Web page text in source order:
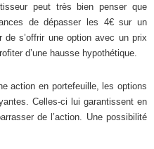
peut très bien penser que
de dépasser les 4€ sur un
s’offrir une option avec un prix
d’une hausse hypothétique.
action en portefeuille, les options
Celles-ci lui garantissent en
de l’action. Une possibilité